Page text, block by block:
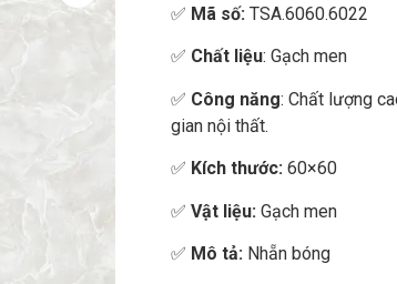
✅ Mã số: TSA.6060.6022
✅ Chất liệu: Gạch men
✅ Công năng: Chất lượng
gian nội thất.
✅ Kích thước: 60×60
✅ Vật liệu: Gạch men
✅ Mô tả: Nhẵn bóng